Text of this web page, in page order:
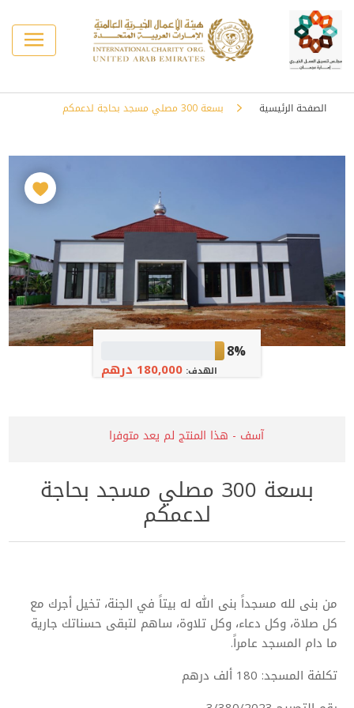
الصفحة الرئيسية بسعة 300 مصلي مسجد بحاجة لدعمكم
8%
الهدف:180,000 درهم
آسف - هذا المنتج لم يعد متوفرا
بسعة 300 مصلي مسجد بحاجة
لدعمكم
من بنى لله مسجداً بنى الله له بيتاً في الجنة، تخيل أجرك مع
كل صلاة، وكل دعاء، وكل تلاوة، ساهم لتبقى حسناتك جارية
ما دام المسجد عامراً.
تكلفة المسجد: 180 ألف درهم